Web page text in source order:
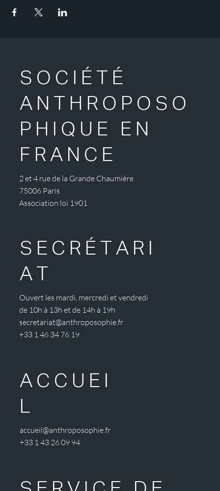
SOCIÉTÉ
ANTHROPOSO
PHIQUE EN
FRANCE
2 et 4 rue de la Grande Chaumière
75006 Paris
Association loi 1901
SECRÉTARI
AT
Ouvert les mardi, mercredi et vendredi
de 10h à 13h et de 14h à 19h
secretariat@anthroposophie.fr
+33 1 46 34 76 19
ACCUEI
L
accueil@anthroposophie.fr
+33 1 43 26 09 94